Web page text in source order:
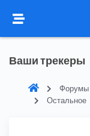
Ваши трекеры
Форумы
Остальное